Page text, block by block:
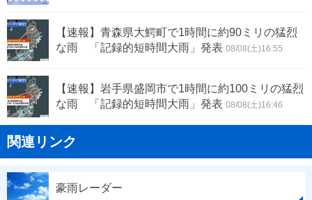
【速報】青森県大鰐町で1時間に約90ミリの猛烈
な雨 「記録的短時間大雨」発表 08/08(土)16:55
【速報】岩手県盛岡市で1時間に約100ミリの猛烈
な雨 「記録的短時間大雨」発表 08/08(土)16:46
関連リンク
豪雨レーダー